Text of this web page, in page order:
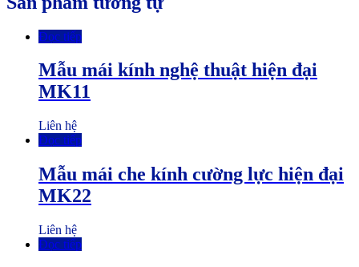
Đọc tiếp
Mẫu mái kính nghệ thuật hiện đại
MK11
Liên hệ
Đọc tiếp
Mẫu mái che kính cường lực hiện đại
MK22
Liên hệ
Đọc tiếp